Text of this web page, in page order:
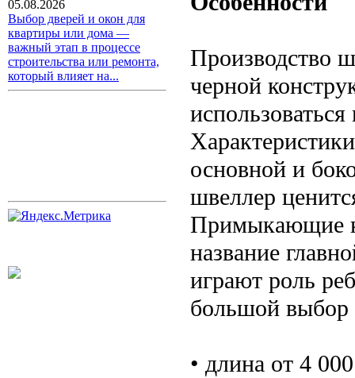
05.08.2026
Выбор дверей и окон для
квартиры или дома —
важный этап в процессе
строительства или ремонта,
который влияет на...
Производство
черной
основной и
швеллер
Примыкающие к
название
играют роль
большой выбор
• длина от 4